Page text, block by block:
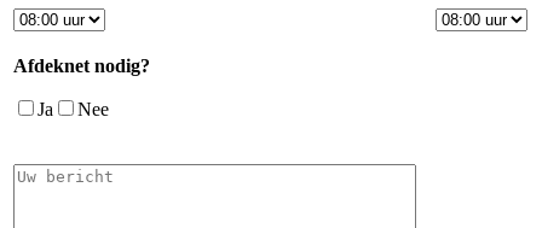
Afdeknet nodig?
Ja Nee